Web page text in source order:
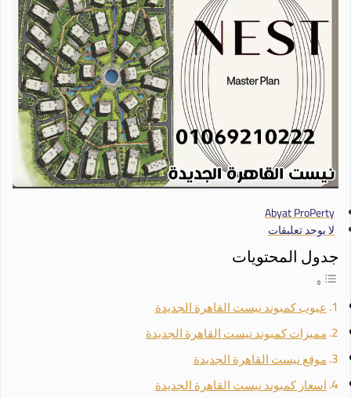
Abyat ProPerty
لا يوجد تعليقات
جدول المحتويات
عيوب كمبوند نيست القاهرة الجديدة
مميزات كمبوند نيست القاهرة الجديدة
موقع نيست القاهرة الجديدة
اسعار كمبوند نيست القاهرة الجديدة